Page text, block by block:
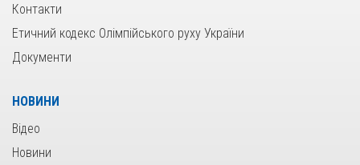
Контакти
Етичний кодекс Олімпійського руху України
Документи
НОВИНИ
Відео
Новини